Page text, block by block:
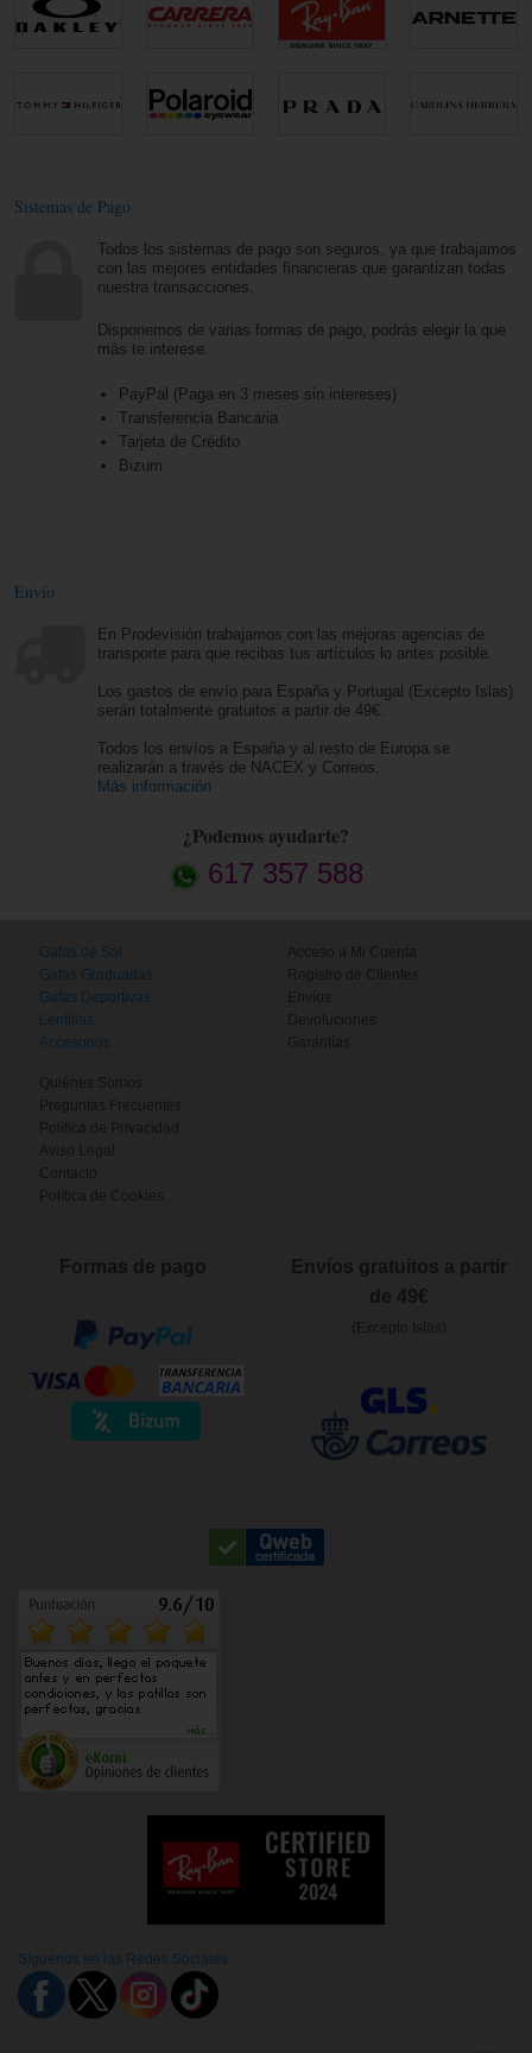
Sistemas de Pago
Todos los sistemas de pago son seguros, ya que trabajamos
con las mejores entidades financieras que garantizan todas
nuestra transacciones.
Disponemos de varias formas de pago, podrás elegir la que
más te interese.
PayPal (Paga en 3 meses sin intereses)
Transferencia Bancaria
Tarjeta de Crédito
Bizum
Envío
En Prodevisión trabajamos con las mejoras agencias de
transporte para que recibas tus artículos lo antes posible.
Los gastos de envío para España y Portugal (Excepto Islas)
serán totalmente gratuitos a partir de 49€.
Todos los envíos a España y al resto de Europa se
realizarán a través de NACEX y Correos.
Más información
¿Podemos ayudarte?
617 357 588
Gafas de Sol
Gafas Graduadas
Gafas Deportivas
Lentillas
Accesorios
Acceso a Mi Cuenta
Registro de Clientes
Envíos
Devoluciones
Garantías
Quiénes Somos
Preguntas Frecuentes
Política de Privacidad
Aviso Legal
Contacto
Política de Cookies
Formas de pago
Envíos gratuitos a partir
de 49€
(Excepto Islas)
Síguenos en las Redes Sociales